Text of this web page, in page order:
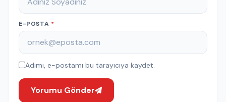
E-POSTA *
Adımı, e-postamı bu tarayıcıya kaydet.
Yorumu Gönder